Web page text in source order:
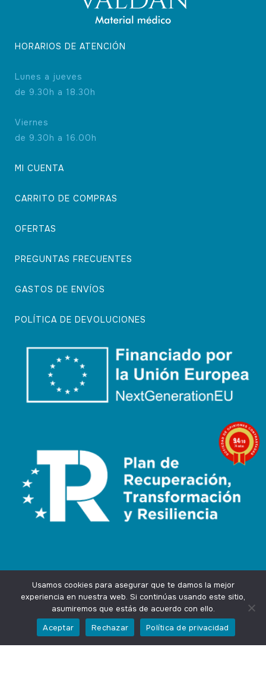
HORARIOS DE ATENCIÓN
Lunes a jueves
de 9.30h a 18.30h
Viernes
de 9.30h a 16.00h
MI CUENTA
CARRITO DE COMPRAS
OFERTAS
PREGUNTAS FRECUENTES
GASTOS DE ENVÍOS
POLÍTICA DE DEVOLUCIONES
Design byAgencia Marketing OnlineIngenium.Marketing
Privacidad
Usamos cookies para asegurar que te damos la mejor
experiencia en nuestra web. Si continúas usando este sitio,
asumiremos que estás de acuerdo con ello.
Aceptar
Rechazar Política de privacidad
9.4/10
74 notas